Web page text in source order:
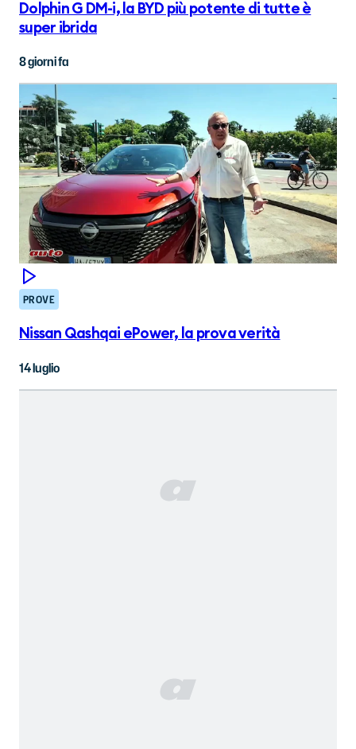
Dolphin G DM-i, la BYD più potente di tutte è
super ibrida
8 giorni fa
PROVE
Nissan Qashqai ePower, la prova verità
14 luglio